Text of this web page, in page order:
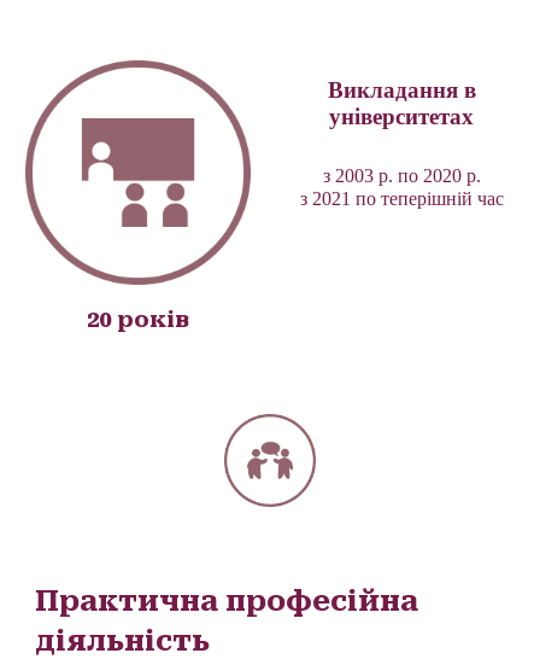
20 років
Викладання в
університетах
з 2003 р. по 2020 р.
з 2021 по теперішній час
Практична професійна
діяльність